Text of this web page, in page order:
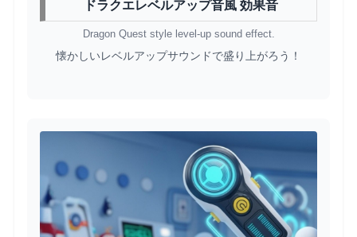
ドラクエレベルアップ音風 効果音
Dragon Quest style level-up sound effect.
懐かしいレベルアップサウンドで盛り上がろう！